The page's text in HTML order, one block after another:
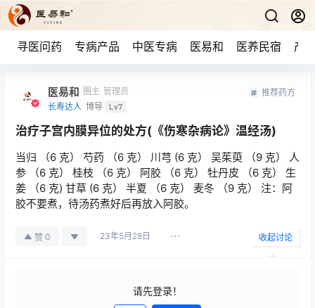
寻医问药 专病产品 中医专病 医易和 医养民宿 产
医易和 圈主 管理员
长寿达人 博导 Lv7
推荐药方
治疗子宫内膜异位的处方(《伤寒杂病论》温经汤)
当归 （6 克） 芍药 （6 克） 川芎 (6 克） 吴茱萸 （9 克） 人
参 （6 克） 桂枝 （6 克） 阿胶 （6 克） 牡丹皮 （6 克） 生
姜 （6 克) 甘草 (6 克） 半夏 （6 克） 麦冬 （9 克） 注：阿
胶不要煮，待汤药煮好后再放入阿胶。
赞 0 23年5月28日 收起讨论
请先登录！